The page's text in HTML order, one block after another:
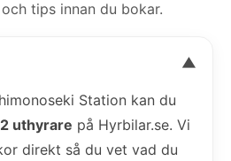
tips innan du bokar.
▼
Station kan du
uthyrare på Hyrbilar.se. Vi
direkt så du vet vad du